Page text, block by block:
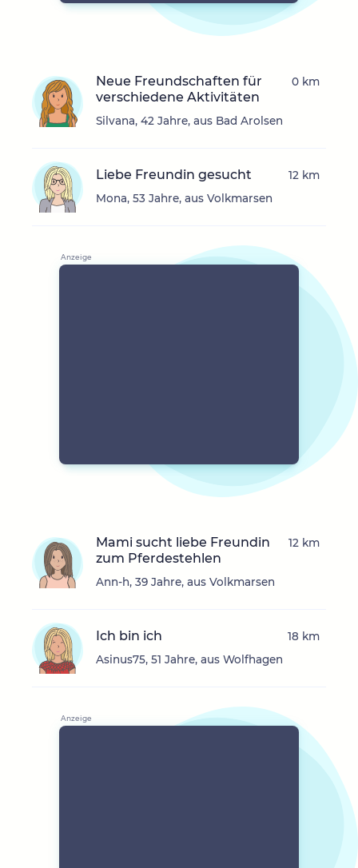
Neue Freundschaften für
verschiedene Aktivitäten
Silvana, 42 Jahre, aus Bad Arolsen
0 km
Liebe Freundin gesucht
Mona, 53 Jahre, aus Volkmarsen
12 km
Mami sucht liebe Freundin
zum Pferdestehlen
Ann-h, 39 Jahre, aus Volkmarsen
12 km
Ich bin ich
Asinus75, 51 Jahre, aus Wolfhagen
18 km